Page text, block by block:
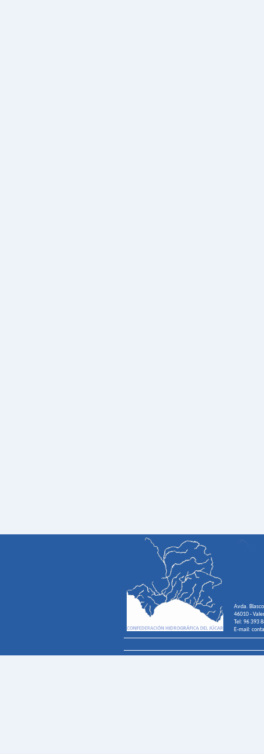
Avda.
46010 -
Tel: 96 393
E-mail: